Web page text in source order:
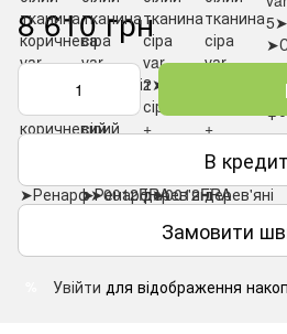
8 610 грн
В кредит
Замовити
Увійти для відображення